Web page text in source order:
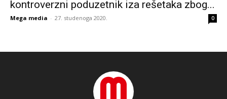
kontroverzni poduzetnik iza rešetaka zbog...
Mega media - 27. studenoga 2020. 0